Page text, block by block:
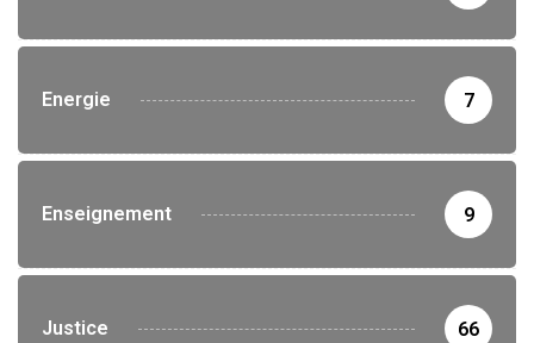
Energie 7
Enseignement 9
Justice 66